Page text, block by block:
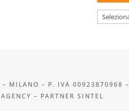
Categorie
– MILANO – P. IVA 00923870968
– PARTNER SINTEL